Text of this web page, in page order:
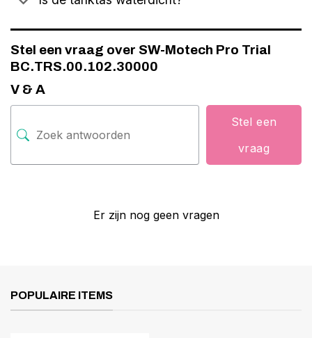
Stel een vraag over SW-Motech Pro Trial
BC.TRS.00.102.30000
V & A
Stel een
vraag
Er zijn nog geen vragen
POPULAIRE ITEMS